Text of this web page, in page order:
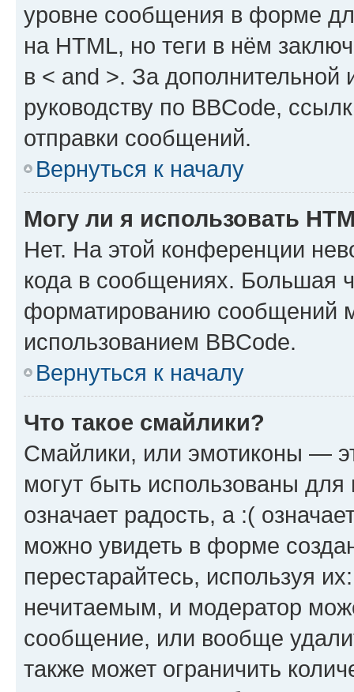
уровне сообщения в форме
на HTML, но теги в нём
в < and >. За
руководству по BBCode,
отправки сообщений.
Вернуться к началу
Могу ли я использовать
Нет. На этой конференции
кода в сообщениях. Большая
форматированию сообщений
использованием BBCode.
Вернуться к началу
Что такое смайлики?
Смайлики, или эмотиконы —
могут быть использованы
означает радость, а :(
можно увидеть в форме
перестарайтесь, используя
нечитаемым, и модератор
сообщение, или вообще
также может ограничить